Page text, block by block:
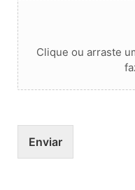
Clique ou arraste
Enviar